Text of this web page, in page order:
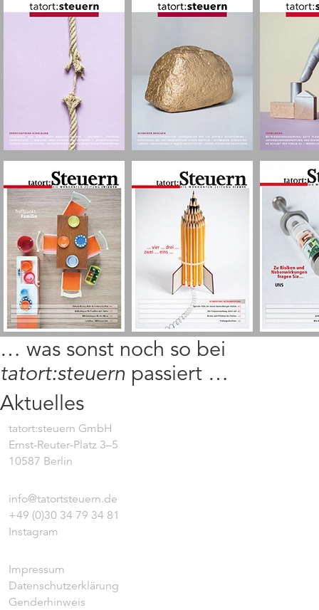
… was sonst noch so bei
tatort:steuern passiert …
Aktuelles
tatort:steuern GmbH
Ernst-Reuter-Platz 3–5
10587 Berlin
info@tatortsteuern.de
+49 (0)30 34 79 34 81
Instagram
Impressum
Datenschutzerklärung
Genderhinweis